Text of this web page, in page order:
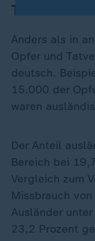
Anders als in
Opfer und
deutsch.
15.000 der
waren
Der Anteil
Bereich bei
Vergleich zum
Missbrauch
Ausländer
23,2 Prozent